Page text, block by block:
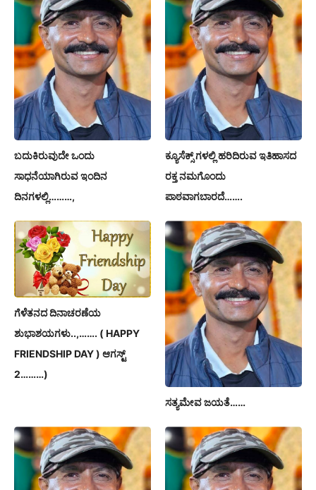
ಬದುಕಿರುವುದೇ ಒಂದು
ಸಾಧನೆಯಾಗಿರುವ ಇಂದಿನ
ದಿನಗಳಲ್ಲಿ………,
ಕ್ಯೂಸೆಕ್ಸ್ ಗಳಲ್ಲಿ ಹರಿದಿರುವ ಇತಿಹಾಸದ
ರಕ್ತ ನಮಗೊಂದು
ಪಾಠವಾಗಬಾರದೆ…….
ಗೆಳೆತನದ ದಿನಾಚರಣೆಯ
ಶುಭಾಶಯಗಳು..,……. ( HAPPY
FRIENDSHIP DAY ) ಆಗಸ್ಟ್
2………)
ಸತ್ಯಮೇವ ಜಯತೆ……